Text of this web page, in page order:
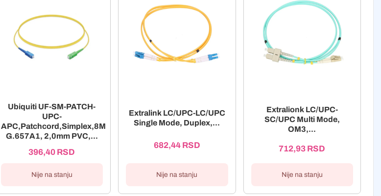
Ubiquiti UF-SM-PATCH-
UPC-
APC,Patchcord,Simplex,8M
G.657A1, 2,0mm PVC,...
396,40 RSD
Nije na stanju
Extralink LC/UPC-LC/UPC
Single Mode, Duplex,...
682,44 RSD
Nije na stanju
Extralionk LC/UPC-
SC/UPC Multi Mode,
OM3,...
712,93 RSD
Nije na stanju